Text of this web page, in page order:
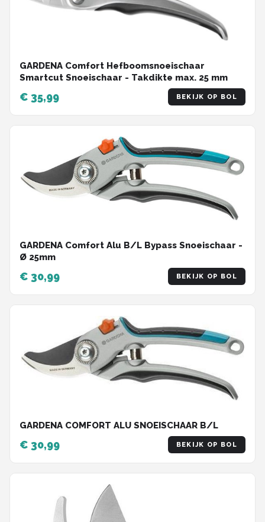
GARDENA Comfort Hefboomsnoeischaar
Smartcut Snoeischaar - Takdikte max. 25 mm
€ 35,99 BEKIJK OP BOL
GARDENA Comfort Alu B/L Bypass Snoeischaar -
Ø 25mm
€ 30,99 BEKIJK OP BOL
GARDENA COMFORT ALU SNOEISCHAAR B/L
€ 30,99 BEKIJK OP BOL